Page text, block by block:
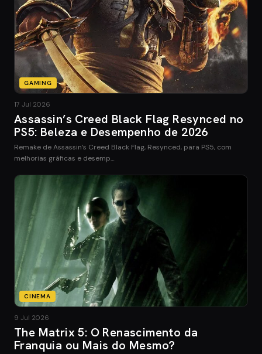
GAMING
17 Jul 2026
Assassin’s Creed Black Flag Resynced no
PS5: Beleza e Desempenho de 2026
Remake de Assassin’s Creed Black Flag, Resynced, para PS5, com
melhorias gráficas e desemp…
CINEMA
9 Jul 2026
The Matrix 5: O Renascimento da
Franquia ou Mais do Mesmo?